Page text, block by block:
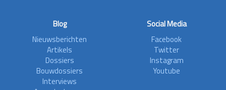
Blog
Nieuwsberichten
Artikels
Dossiers
Bouwdossiers
Interviews
Social Media
Facebook
Twitter
Instagram
Youtube